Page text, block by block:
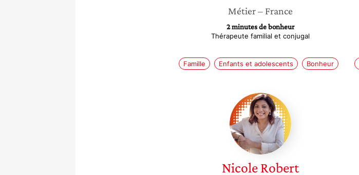
Métier– France
2 minutes de bonheur
Thérapeute familial et conjugal
Famille Enfants et adolescents Bonheur
Nicole
Robert
NicoleRobert